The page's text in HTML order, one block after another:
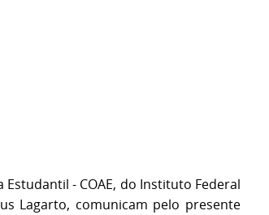
- COAE, do Instituto Federal
Lagarto, comunicam pelo presente